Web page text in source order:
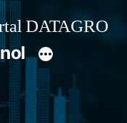
DATAGRO